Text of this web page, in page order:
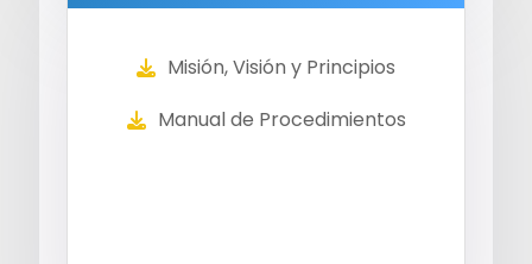
Misión, Visión y Principios
Manual de Procedimientos